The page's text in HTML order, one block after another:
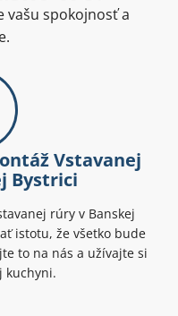
vašu spokojnosť a
Vstavanej
Bystrici
rúry v Banskej
istotu, že všetko bude
to na nás a užívajte si
kuchyni.